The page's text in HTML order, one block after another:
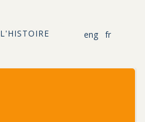
L'HISTOIRE eng fr